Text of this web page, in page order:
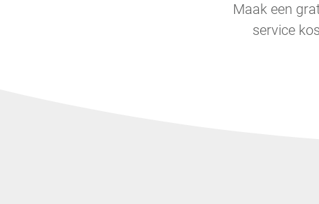
Maak een
service